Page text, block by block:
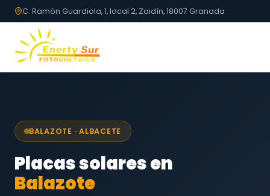
C. Ramón Guardiola, 1, local 2, Zaidín, 18007 Granada
BALAZOTE · ALBACETE
Placas solares en
Balazote